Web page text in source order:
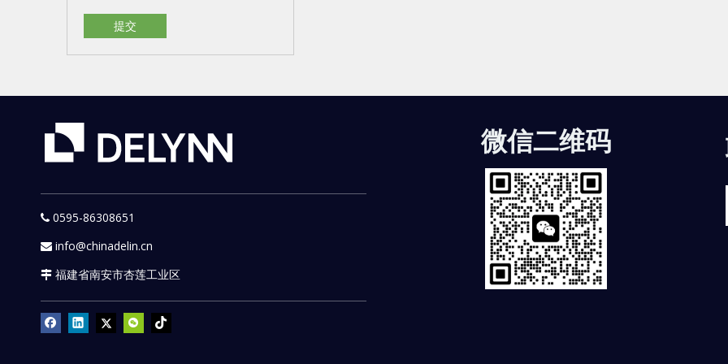
提交
 0595-86308651
 info@chinadelin.cn
 福建省南安市杏莲工业区
微信二维码